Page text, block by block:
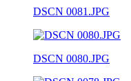
DSCN 0081.JPG
DSCN 0080.JPG